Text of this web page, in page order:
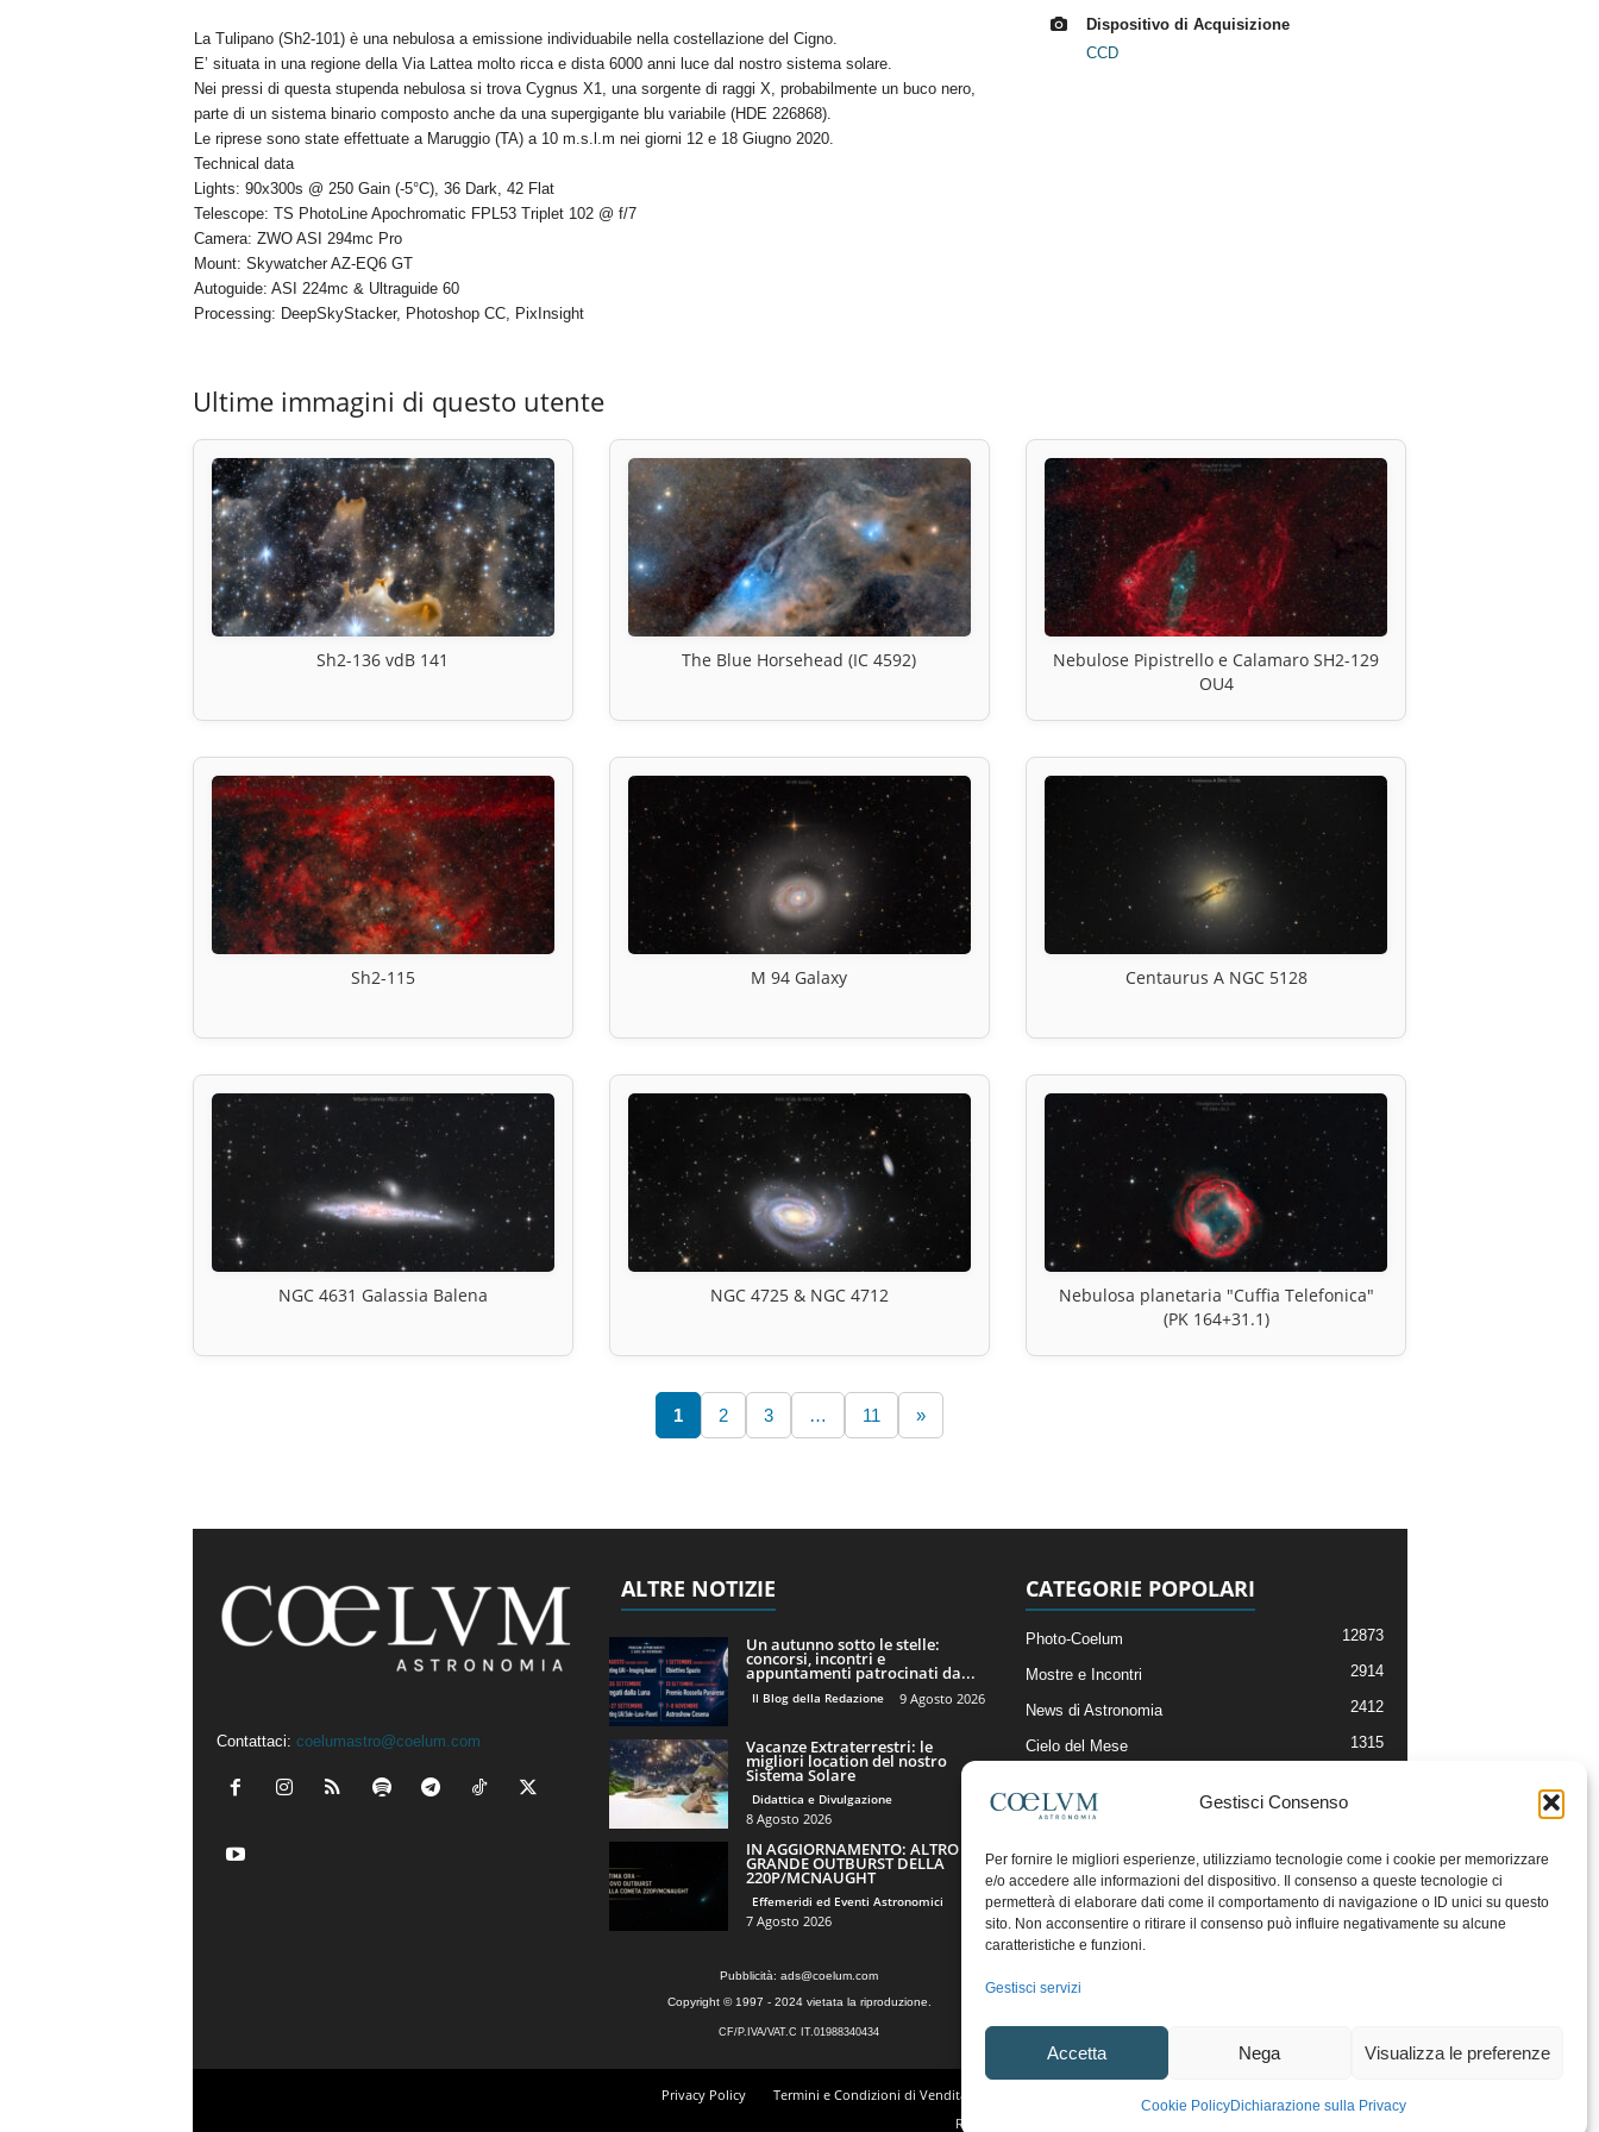
Gestisci Consenso
Per fornire le migliori esperienze, utilizziamo tecnologie come i cookie per memorizzare
e/o accedere alle informazioni del dispositivo. Il consenso a queste tecnologie ci
permetterà di elaborare dati come il comportamento di navigazione o ID unici su questo
sito. Non acconsentire o ritirare il consenso può influire negativamente su alcune
caratteristiche e funzioni.
Gestisci servizi
Accetta Nega Visualizza le preferenze
Cookie PolicyDichiarazione sulla Privacy
La Tulipano (Sh2-101) è una nebulosa a emissione individuabile nella costellazione del Cigno.
E’ situata in una regione della Via Lattea molto ricca e dista 6000 anni luce dal nostro sistema solare.
Nei pressi di questa stupenda nebulosa si trova Cygnus X1, una sorgente di raggi X, probabilmente un buco nero,
parte di un sistema binario composto anche da una supergigante blu variabile (HDE 226868).
Le riprese sono state effettuate a Maruggio (TA) a 10 m.s.l.m nei giorni 12 e 18 Giugno 2020.
Technical data
Lights: 90x300s @ 250 Gain (-5°C), 36 Dark, 42 Flat
Telescope: TS PhotoLine Apochromatic FPL53 Triplet 102 @ f/7
Camera: ZWO ASI 294mc Pro
Mount: Skywatcher AZ-EQ6 GT
Autoguide: ASI 224mc & Ultraguide 60
Processing: DeepSkyStacker, Photoshop CC, PixInsight
Dispositivo di Acquisizione
CCD
Ultime immagini di questo utente
Sh2-136 vdB 141 The Blue Horsehead (IC 4592)
Nebulose Pipistrello e Calamaro SH2-129
OU4
Sh2-115 M 94 Galaxy Centaurus A NGC 5128
NGC 4631 Galassia Balena NGC 4725 & NGC 4712
Nebulosa planetaria "Cuffia Telefonica"
(PK 164+31.1)
1 2 3 … 11 »
Contattaci: coelumastro@coelum.com
ALTRE NOTIZIE
Un autunno sotto le stelle:
concorsi, incontri e
appuntamenti patrocinati da...
Il Blog della Redazione 9 Agosto 2026
Vacanze Extraterrestri: le
migliori location del nostro
Sistema Solare
Didattica e Divulgazione
8 Agosto 2026
IN AGGIORNAMENTO: ALTRO
GRANDE OUTBURST DELLA
220P/MCNAUGHT
Effemeridi ed Eventi Astronomici
7 Agosto 2026
CATEGORIE POPOLARI
Photo-Coelum 12873
Mostre e Incontri 2914
News di Astronomia 2412
Cielo del Mese 1315
Articoli e Risorse On-Line
Il Blog della Redazione
Pubblicità: ads@coelum.com
Copyright © 1997 - 2024 vietata la riproduzione.
CF/P.IVA/VAT.C IT.01988340434
Privacy Policy Termini e Condizioni di Vendita
Regolamento Community e Aree di Discussione